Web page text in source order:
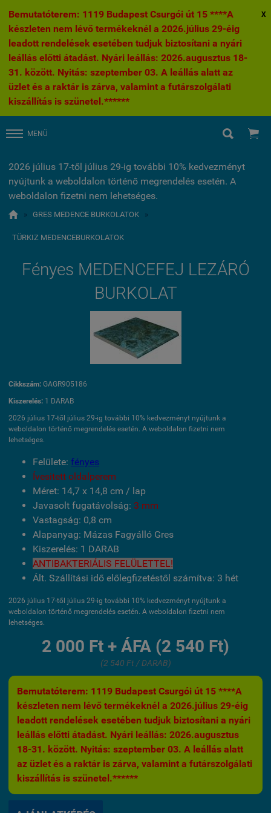
Bemutatóterem: 1119 Budapest Csurgói út 15 ****A
készleten nem lévő termékeknél a 2026.július 29-éig
leadott rendelések esetében tudjuk biztosítani a nyári
leállás előtti átadást. Nyári leállás: 2026.augusztus 18-
31. között. Nyitás: szeptember 03. A leállás alatt az
üzlet és a raktár is zárva, valamint a futárszolgálati
kiszállítás is szünetel.******
X
MENÜ  
2026 július 17-től július 29-ig további 10% kedvezményt
nyújtunk a weboldalon történő megrendelés esetén. A
weboldalon fizetni nem lehetséges.
 » GRES MEDENCE BURKOLATOK »
TÜRKIZ MEDENCEBURKOLATOK
Fényes MEDENCEFEJ LEZÁRÓ
BURKOLAT
Cikkszám: GAGR905186
Kiszerelés: 1 DARAB
2026 július 17-től július 29-ig további 10% kedvezményt nyújtunk a
weboldalon történő megrendelés esetén. A weboldalon fizetni nem
lehetséges.
Felülete: fényes
Ívesitett oldalperem
Méret: 14,7 x 14,8 cm / lap
Javasolt fugatávolság: 3 mm
Vastagság: 0,8 cm
Alapanyag: Mázas Fagyálló Gres
Kiszerelés: 1 DARAB
ANTIBAKTERIÁLIS FELÜLETTEL!
Ált. Szállítási idő előlegfizetéstől számítva: 3 hét
2026 július 17-től július 29-ig további 10% kedvezményt nyújtunk a
weboldalon történő megrendelés esetén. A weboldalon fizetni nem
lehetséges.
2 000 Ft + ÁFA (2 540 Ft)
(2 540 Ft / DARAB)
Bemutatóterem: 1119 Budapest Csurgói út 15 ****A
készleten nem lévő termékeknél a 2026.július 29-éig
leadott rendelések esetében tudjuk biztosítani a nyári
leállás előtti átadást. Nyári leállás: 2026.augusztus
18-31. között. Nyitás: szeptember 03. A leállás alatt
az üzlet és a raktár is zárva, valamint a futárszolgálati
kiszállítás is szünetel.******